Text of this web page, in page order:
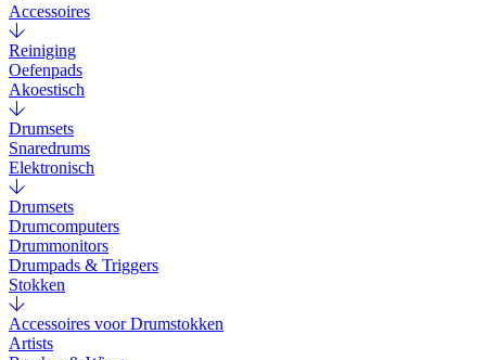
Accessoires
Reiniging
Oefenpads
Akoestisch
Drumsets
Snaredrums
Elektronisch
Drumsets
Drumcomputers
Drummonitors
Drumpads & Triggers
Stokken
Accessoires voor Drumstokken
Artists